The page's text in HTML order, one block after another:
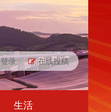
登录 在线投稿
生活